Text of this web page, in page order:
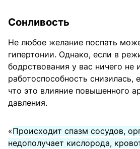
Сонливость
Не любое желание поспать
гипертонии. Однако, если в
бодрствования у вас ничего не
работоспособность снизилась,
что это влияние повышенного
давления.
«Происходит спазм сосудов,
недополучает кислорода,